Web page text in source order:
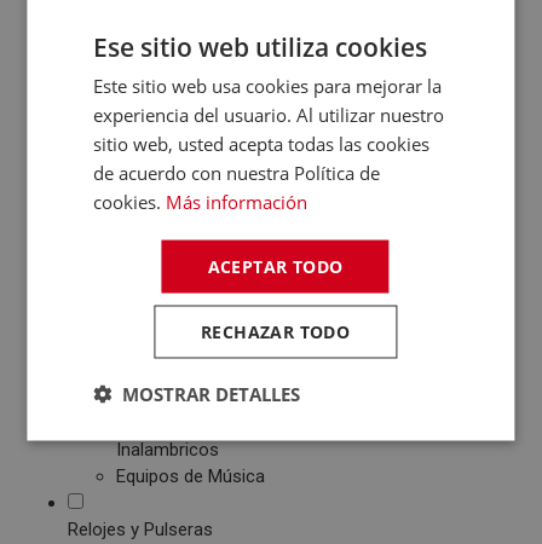
Fotografía y Vídeo
Cámaras Reflex
Cámaras Digitales
Proyectores
Cámaras Deportivas
Sonido
Reproductores MP3
/ MP4 / MP5
Auriculares
Radios CD / FM
Barras de Sonido
Inalambricos
Equipos de Música
Relojes y Pulseras
Ese sitio web utiliza cookies
Este sitio web usa cookies para mejorar la
experiencia del usuario. Al utilizar nuestro
sitio web, usted acepta todas las cookies
de acuerdo con nuestra Política de
cookies. Más información
ACEPTAR TODO
RECHAZAR TODO
MOSTRAR DETALLES